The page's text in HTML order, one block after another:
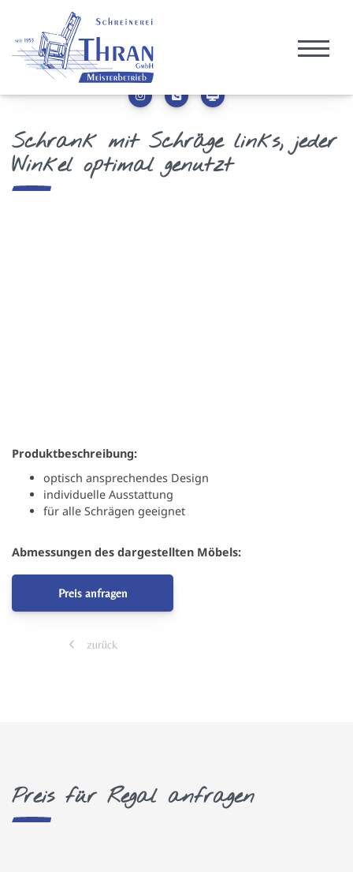
Schrank mit Schräge links, jeder
Winkel optimal genutzt
Produktbeschreibung:
optisch ansprechendes Design
individuelle Ausstattung
für alle Schrägen geeignet
Abmessungen des dargestellten Möbels:
Preis anfragen
zurück
Preis für Regal anfragen